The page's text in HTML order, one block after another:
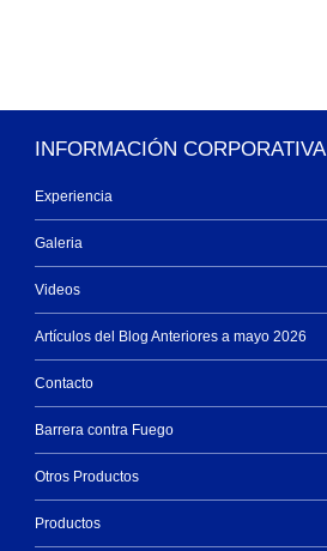
INFORMACIÓN CORPORATIVA
Experiencia
Galeria
Videos
Artículos del Blog Anteriores a mayo 2026
Contacto
Barrera contra Fuego
Otros Productos
Productos